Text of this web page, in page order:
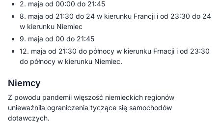
2. maja od 00:00 do 21:45
8. maja od 21:30 do 24 w kierunku Francji i od 23:30 do 24
w kierunku Niemiec
9. maja od 00 do 21:45
12. maja od 21:30 do północy w kierunku Frnacji i od 23:30
do północy w kierunku Niemiec.
Niemcy
Z powodu pandemii więszość niemieckich regionów
unieważniła ograniczenia tyczące się samochodów
dotawczych.